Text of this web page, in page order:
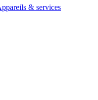
& services